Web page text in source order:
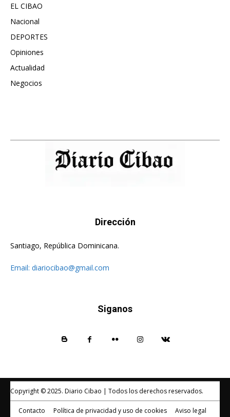
EL CIBAO
Nacional
DEPORTES
Opiniones
Actualidad
Negocios
Dirección
Santiago, República Dominicana.
Email: diariocibao@gmail.com
Siganos
Copyright © 2025. Diario Cibao | Todos los derechos reservados.
Contacto Política de privacidad y uso de cookies
Aviso legal